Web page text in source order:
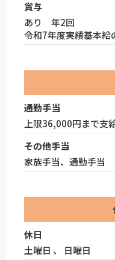
賞与
あり 年2回
令和7年度実績基本
通勤手当
上限36,000円まで支
その他手当
家族手当、通勤手当
休日
土曜日 、 日曜日